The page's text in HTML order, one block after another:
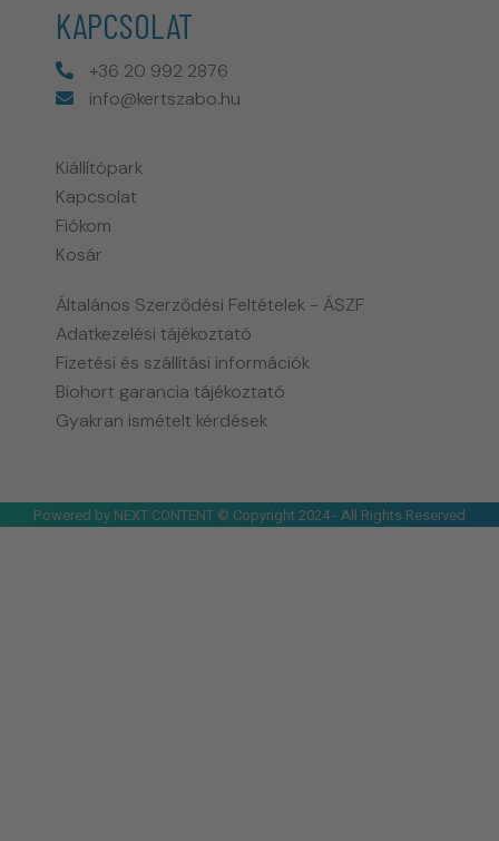
KAPCSOLAT
+36 20 992 2876
info@kertszabo.hu
Kiállítópark
Kapcsolat
Fiókom
Kosár
Általános Szerződési Feltételek - ÁSZF
Adatkezelési tájékoztató
Fizetési és szállítási információk
Biohort garancia tájékoztató
Gyakran ismételt kérdések
Powered by NEXT CONTENT © Copyright 2024 - All Rights Reserved